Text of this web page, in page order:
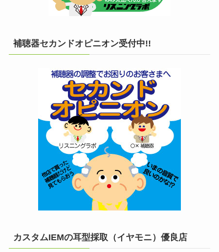
補聴器セカンドオピニオン受付中!!
カスタムIEMの耳型採取（イヤモニ）優良店